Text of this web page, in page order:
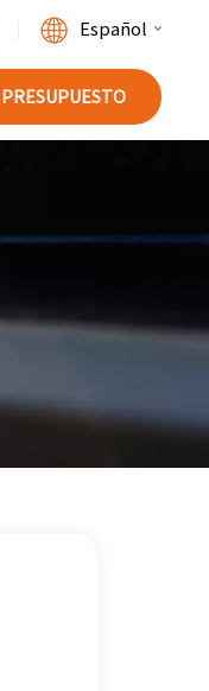
Español
Deutsch
Español